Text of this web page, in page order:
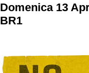
Domenica 13
BR1